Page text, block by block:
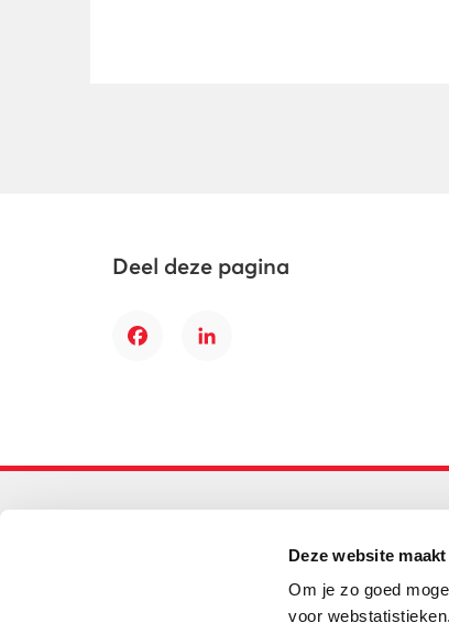
Deze website
Om je zo goed
voor webstatistieken.
Deel deze pagina
FacebookLinkedIn